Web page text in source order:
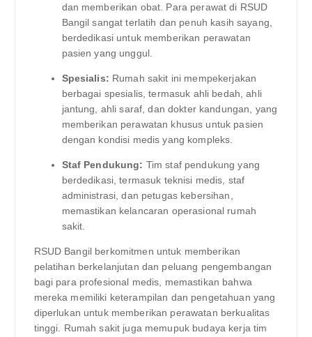
dan memberikan obat. Para perawat di RSUD
Bangil sangat terlatih dan penuh kasih sayang,
berdedikasi untuk memberikan perawatan
pasien yang unggul.
Spesialis: Rumah sakit ini mempekerjakan
berbagai spesialis, termasuk ahli bedah, ahli
jantung, ahli saraf, dan dokter kandungan, yang
memberikan perawatan khusus untuk pasien
dengan kondisi medis yang kompleks.
Staf Pendukung: Tim staf pendukung yang
berdedikasi, termasuk teknisi medis, staf
administrasi, dan petugas kebersihan,
memastikan kelancaran operasional rumah
sakit.
RSUD Bangil berkomitmen untuk memberikan
pelatihan berkelanjutan dan peluang pengembangan
bagi para profesional medis, memastikan bahwa
mereka memiliki keterampilan dan pengetahuan yang
diperlukan untuk memberikan perawatan berkualitas
tinggi. Rumah sakit juga memupuk budaya kerja tim